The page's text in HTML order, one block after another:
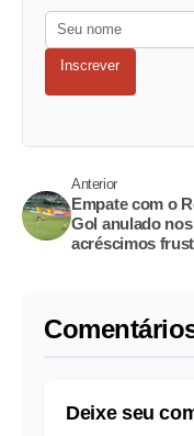
Inscrever
Anterior
Empate com o
Gol anulado nos
acréscimos
Deixe seu